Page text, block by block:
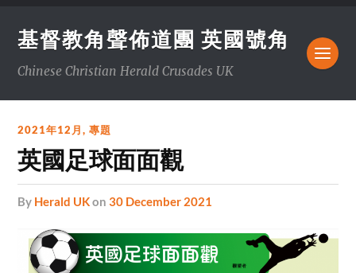
基督教角聲佈道團 英國號角
Chinese Christian Herald Crusades UK
2021年12月,專題
英國足球面面觀
by Herald UKon30 December 2021